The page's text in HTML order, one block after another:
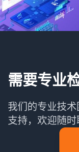
需要专业
我们的专业技
支持，欢迎随